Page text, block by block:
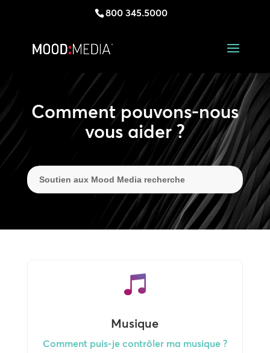
800 345.5000
Comment pouvons-nous
vous aider ?
Musique
Comment puis-je contrôler ma musique ?